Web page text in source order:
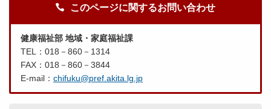
このページに関するお問い合わせ
健康福祉部 地域・家庭福祉課
TEL：018－860－1314
FAX：018－860－3844
E-mail： chifuku@pref.akita.lg.jp